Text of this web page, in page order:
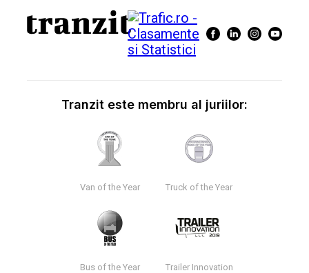
Tranzit este membru al juriilor:
Van of the Year Truck of the Year
Bus of the Year Trailer Innovation